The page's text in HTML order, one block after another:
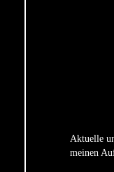
Aktuelle
meinen